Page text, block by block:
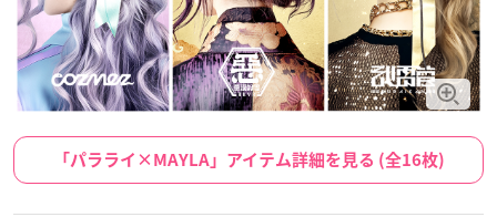
「パラライ×MAYLA」アイテム詳細を見る (全16枚)